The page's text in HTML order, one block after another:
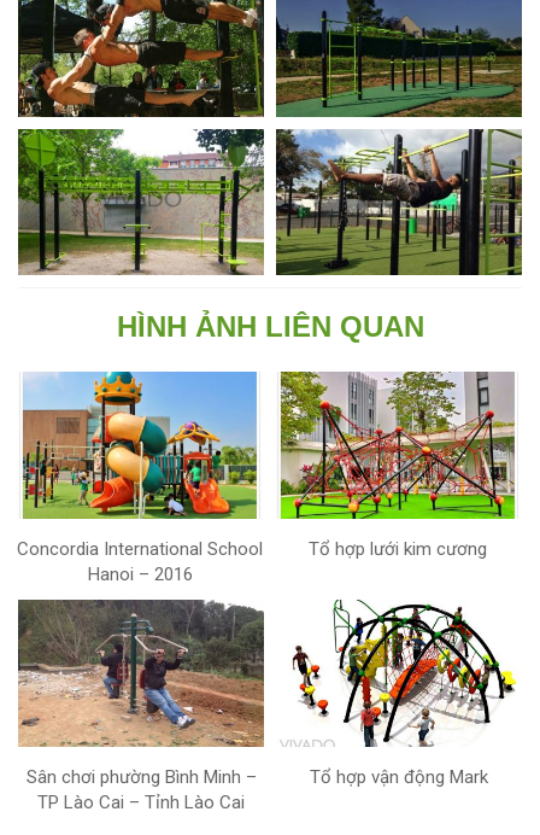
HÌNH ẢNH LIÊN QUAN
Concordia International School
Hanoi – 2016
Tổ hợp lưới kim cương
Sân chơi phường Bình Minh –
TP Lào Cai – Tỉnh Lào Cai
Tổ hợp vận động Mark